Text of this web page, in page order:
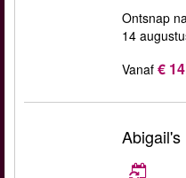
Ontsnap
14
Vanaf €
Abigail's